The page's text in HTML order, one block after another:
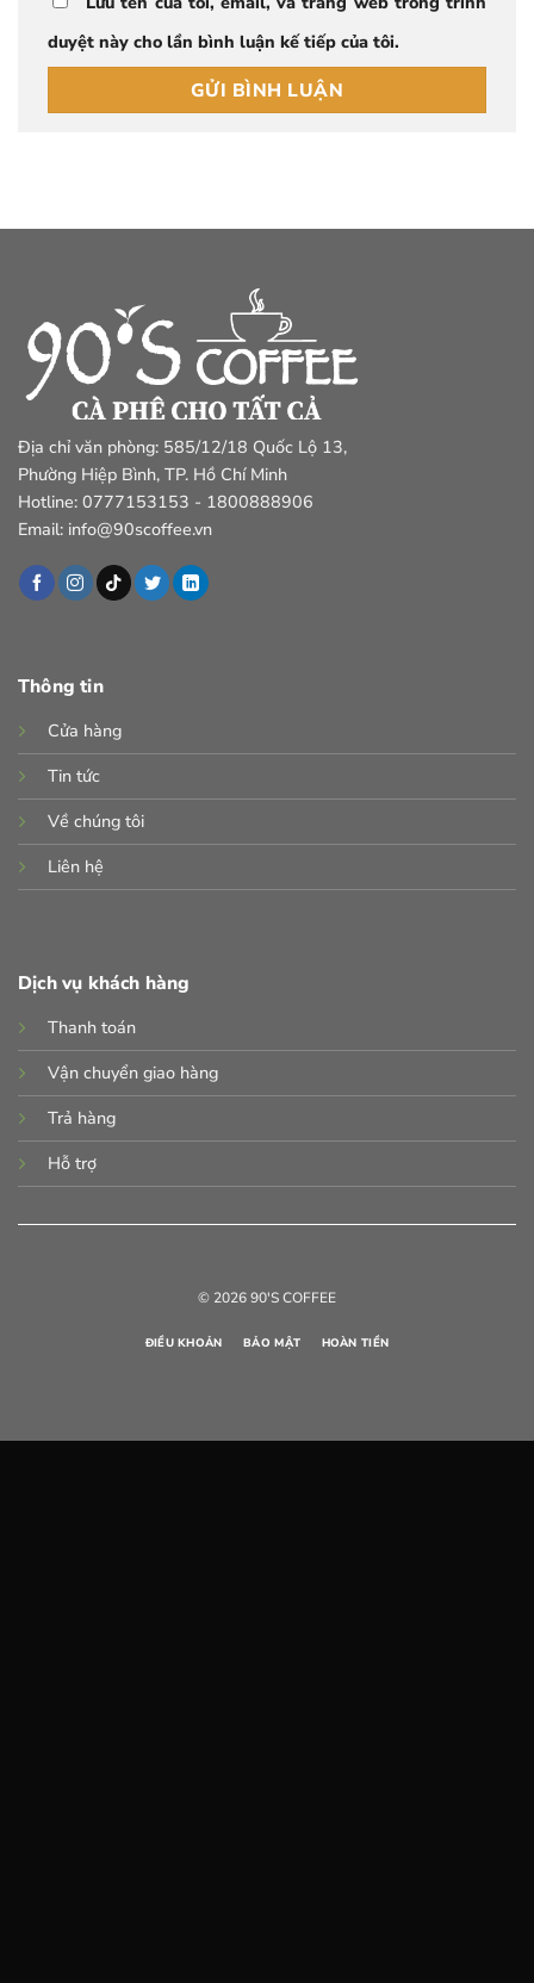
duyệt này cho lần bình luận kế tiếp của tôi.
Địa chỉ văn phòng: 585/12/18 Quốc Lộ 13,
Phường Hiệp Bình, TP. Hồ Chí Minh
Hotline: 0777153153 - 1800888906
Email: info@90scoffee.vn
Thông tin
Cửa hàng
Tin tức
Về chúng tôi
Liên hệ
Dịch vụ khách hàng
Thanh toán
Vận chuyển giao hàng
Trả hàng
Hỗ trợ
© 2026 90'S COFFEE
ĐIỀU KHOẢN BẢO MẬT HOÀN TIỀN